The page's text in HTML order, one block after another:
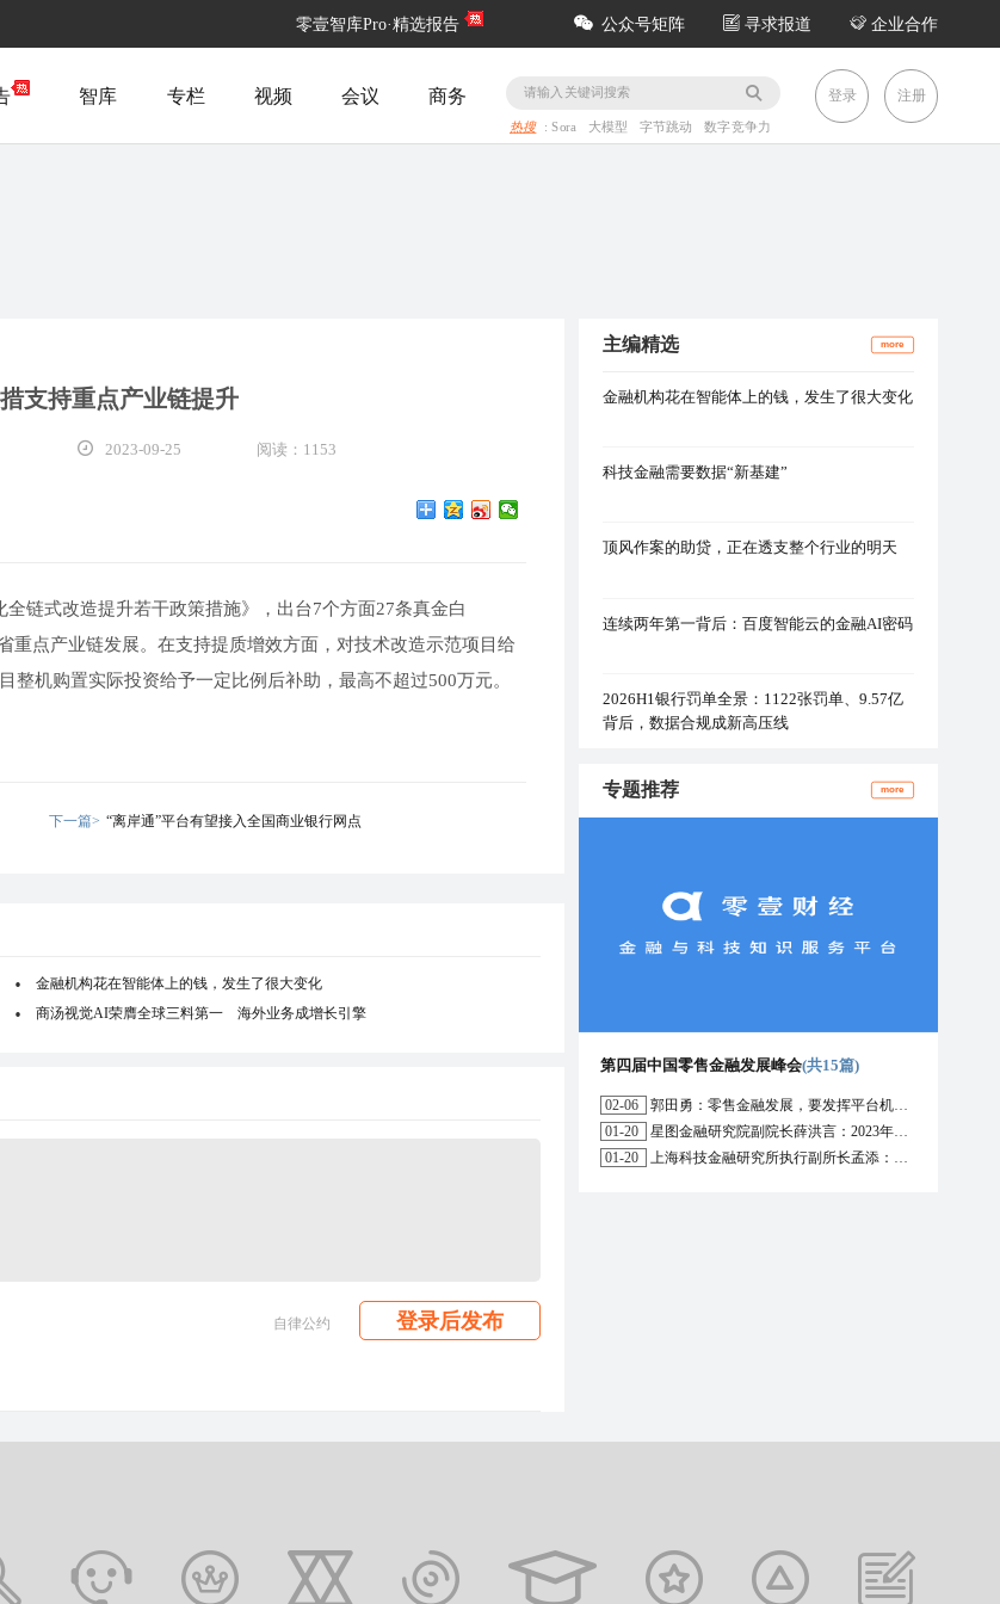
零壹智库Pro·精选报告 公众号矩阵 寻求报道 企业合作
智库 专栏 视频 会议 商务
热搜 :Sora 大模型 字节跳动 数字竞争力
登录 注册
支持重点产业链提升
2023-09-25 阅读：1153
链式改造提升若干政策措施》，出台7个方面27条真金白
重点产业链发展。在支持提质增效方面，对技术改造示范项目给
机购置实际投资给予一定比例后补助，最高不超过500万元。
下一篇> “离岸通”平台有望接入全国商业银行网点
金融机构花在智能体上的钱，发生了很大变化
商汤视觉AI荣膺全球三料第一 海外业务成增长引擎
自律公约 登录后发布
主编精选 more
金融机构花在智能体上的钱，发生了很大变化
科技金融需要数据“新基建”
顶风作案的助贷，正在透支整个行业的明天
连续两年第一背后：百度智能云的金融AI密码
2026H1银行罚单全景：1122张罚单、9.57亿
背后，数据合规成新高压线
专题推荐 more
第四届中国零售金融发展峰会(共15篇)
02-06
郭田勇：零售金融发展，要发挥平台机构的作用
01-20
星图金融研究院副院长薛洪言：2023年消费信贷或迎来新起点
01-20
上海科技金融研究所执行副所长孟添：开放银行与嵌入式金融为数字普惠金融带来更大发展空间